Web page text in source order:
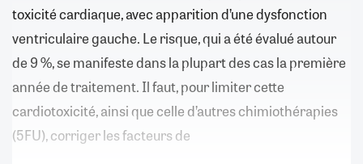
toxicité cardiaque, avec apparition d’une dysfonction
ventriculaire gauche. Le risque, qui a été évalué autour
de 9 %, se manifeste dans la plupart des cas la première
année de traitement. Il faut, pour limiter cette
cardiotoxicité, ainsi que celle d’autres chimiothérapies
(5FU), corriger les facteurs de